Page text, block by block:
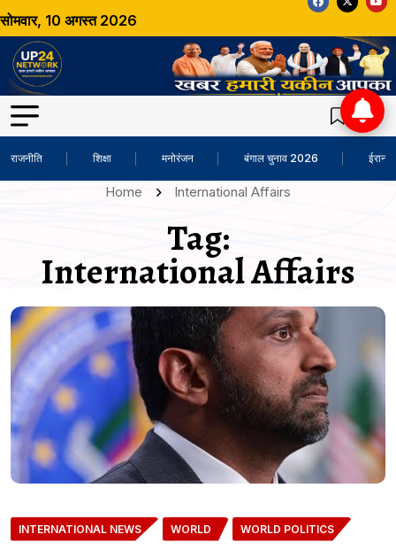
सोमवार, 10 अगस्त 2026
राजनीति शिक्षा मनोरंजन बंगाल चुनाव 2026 ईरान-
Home International Affairs
Tag:
International Affairs
INTERNATIONAL NEWS WORLD WORLD POLITICS